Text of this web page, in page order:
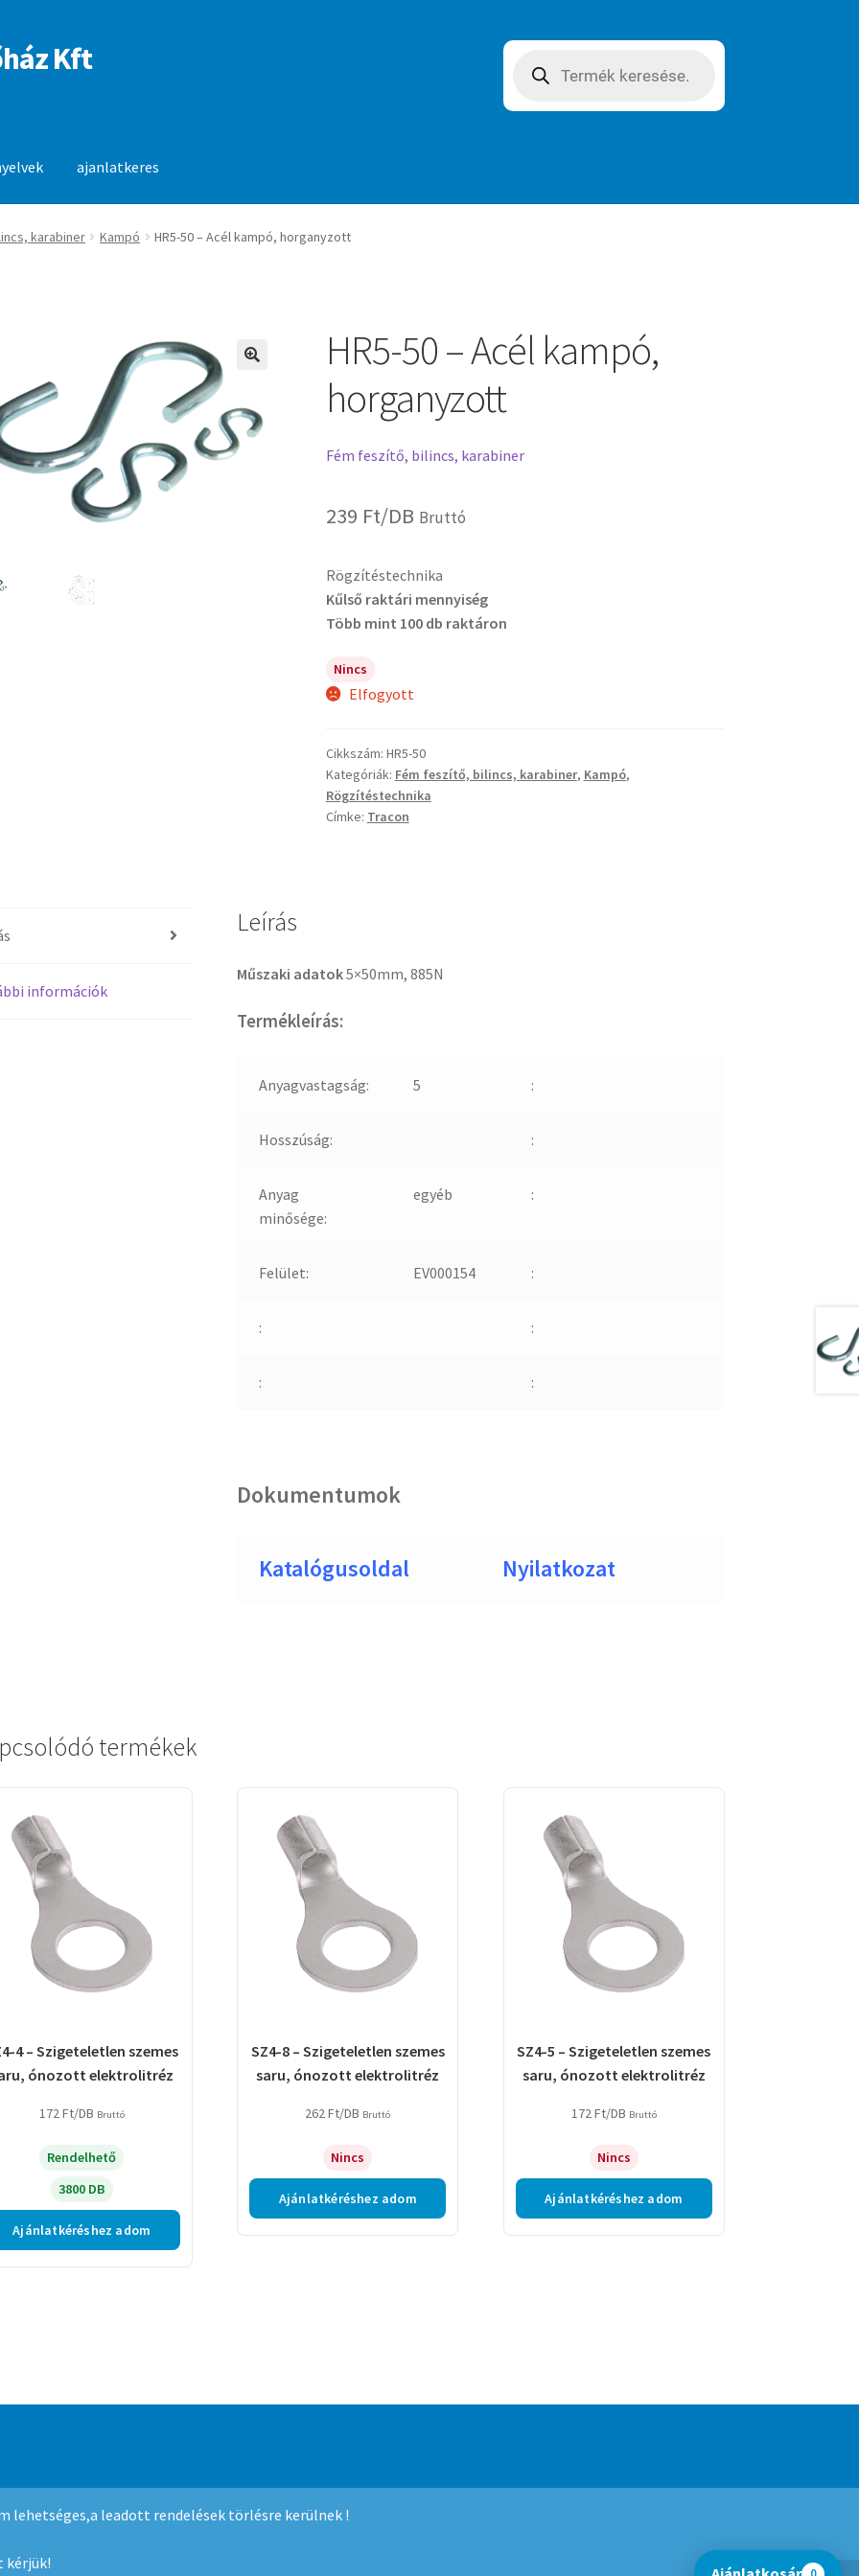
lehetséges,a leadott rendelések törlésre kerülnek !
kérjük!
Kft search
ajanlatkeres
karabiner Kampó HR5-50 – Acél kampó, horganyzott
HR5-50 – Acél kampó,
horganyzott
Fém feszítő, bilincs, karabiner
239 Ft/DB Bruttó
Rögzítéstechnika
Kűlső raktári mennyiség
Több mint 100 db raktáron
Nincs
Elfogyott
Cikkszám: HR5-50
Kategóriák: Fém feszítő, bilincs, karabiner, Kampó,
Rögzítéstechnika
Címke: Tracon
információk
Leírás
Műszaki adatok5×50mm, 885N
Termékleírás:
Anyagvastagság: 5 :
Hosszúság: :
Anyag
minősége:
egyéb :
Felület: EV000154 :
: :
: :
Dokumentumok
Katalógusoldal Nyilatkozat
termékek
4 – Szigeteletlen szemes
ónozott elektrolitréz
172Ft/DB Bruttó
Rendelhető
3800 DB
Ajánlatkéréshez adom
SZ4-8 – Szigeteletlen szemes
saru, ónozott elektrolitréz
262Ft/DB Bruttó
Nincs
Ajánlatkéréshez adom
SZ4-5 – Szigeteletlen szemes
saru, ónozott elektrolitréz
172Ft/DB Bruttó
Nincs
Ajánlatkéréshez adom